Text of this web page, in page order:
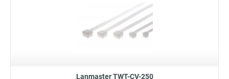
Lanmaster TWT-CV-250